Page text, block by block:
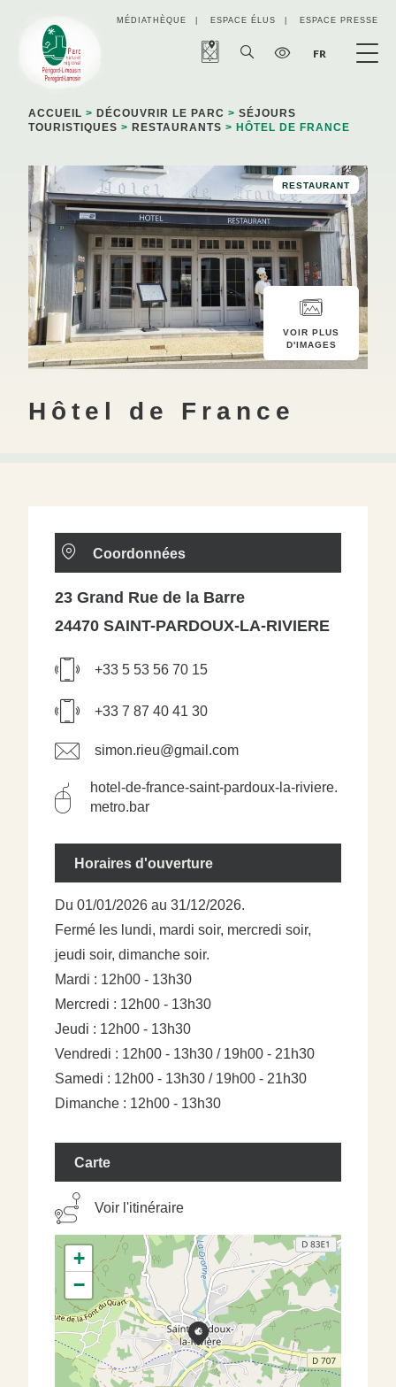
MÉDIATHÈQUE ESPACE ÉLUS ESPACE PRESSE
FR
ACCUEIL > DÉCOUVRIR LE PARC > SÉJOURS
TOURISTIQUES > RESTAURANTS > HÔTEL DE FRANCE
RESTAURANT
VOIR PLUS
D'IMAGES
Hôtel de France
Coordonnées
23 Grand Rue de la Barre
24470 SAINT-PARDOUX-LA-RIVIERE
+33 5 53 56 70 15
+33 7 87 40 41 30
simon.rieu@gmail.com
hotel-de-france-saint-pardoux-la-riviere.
metro.bar
Horaires d'ouverture
Du 01/01/2026 au 31/12/2026.
Fermé les lundi, mardi soir, mercredi soir,
jeudi soir, dimanche soir.
Mardi : 12h00 - 13h30
Mercredi : 12h00 - 13h30
Jeudi : 12h00 - 13h30
Vendredi : 12h00 - 13h30 / 19h00 - 21h30
Samedi : 12h00 - 13h30 / 19h00 - 21h30
Dimanche : 12h00 - 13h30
Carte
Voir l'itinéraire
+
−